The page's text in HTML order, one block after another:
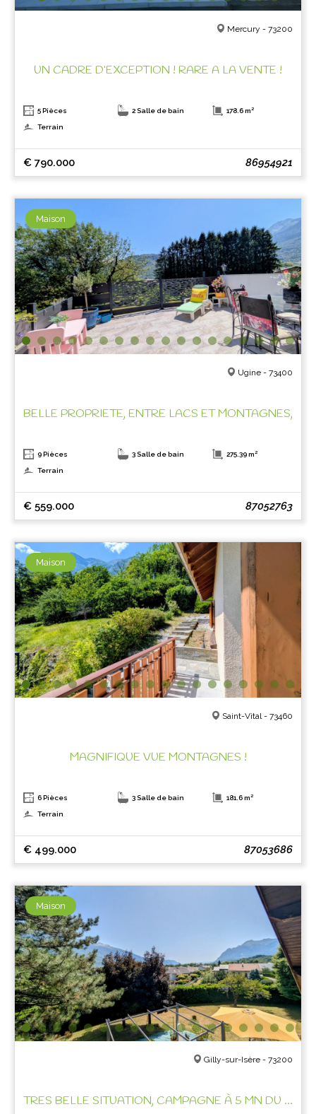
Mercury - 73200
UN CADRE D’EXCEPTION ! RARE A LA VENTE !
5 Pièces 2 Salle de bain 178.6 m²
Terrain
€ 790.000 86954921
Maison
Ugine - 73400
BELLE PROPRIETE, ENTRE LACS ET MONTAGNES,
9 Pièces 3 Salle de bain 275.39 m²
Terrain
€ 559.000 87052763
Maison
Saint-Vital - 73460
MAGNIFIQUE VUE MONTAGNES !
6 Pièces 3 Salle de bain 181.6 m²
Terrain
€ 499.000 87053686
Maison
Gilly-sur-Isère - 73200
TRES BELLE SITUATION, CAMPAGNE À 5 MN DU CENTRE VILLE !